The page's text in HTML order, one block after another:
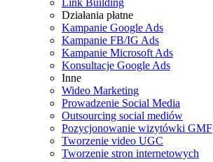
Link Building
Działania płatne
Kampanie Google Ads
Kampanie FB/IG Ads
Kampanie Microsoft Ads
Konsultacje Google Ads
Inne
Wideo Marketing
Prowadzenie Social Media
Outsourcing social mediów
Pozycjonowanie wizytówki GMF
Tworzenie video UGC
Tworzenie stron internetowych